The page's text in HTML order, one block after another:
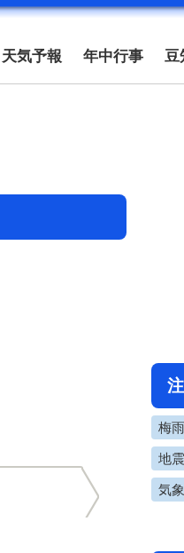
天気予報 年中行事 豆
梅
地
気